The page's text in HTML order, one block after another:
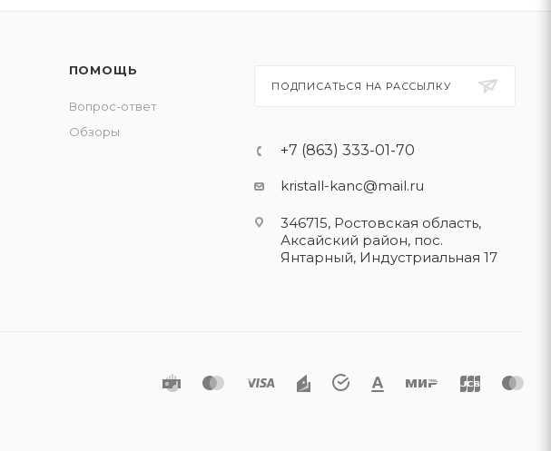
ПОМОЩЬ
Вопрос-ответ
Обзоры
ПОДПИСАТЬСЯ НА РАССЫЛКУ
+7 (863) 333-01-70
kristall-kanc@mail.ru
346715, Ростовская область​,
Аксайский район, пос.
Янтарный, Индустриальная 17